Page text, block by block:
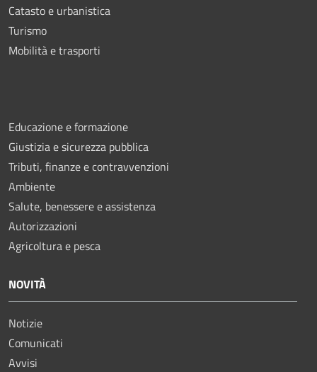
Catasto e urbanistica
Turismo
Mobilità e trasporti
Educazione e formazione
Giustizia e sicurezza pubblica
Tributi, finanze e contravvenzioni
Ambiente
Salute, benessere e assistenza
Autorizzazioni
Agricoltura e pesca
NOVITÀ
Notizie
Comunicati
Avvisi